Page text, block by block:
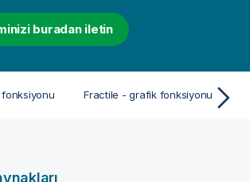
buradan iletin
Fractile - grafik fonksiyonu